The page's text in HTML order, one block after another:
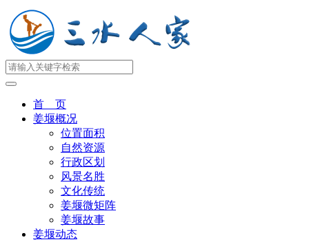
首 页
姜堰概况
位置面积
自然资源
行政区划
风景名胜
文化传统
姜堰微矩阵
姜堰故事
姜堰动态